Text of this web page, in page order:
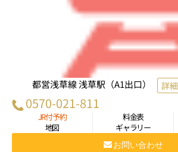
都営浅草線 浅草駅（A1出口） 詳細
0570-021-811
JR付予約 料金表
地図
ギャラリー
お問い合わせ